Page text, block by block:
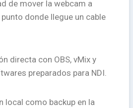
de mover la webcam a
donde llegue un cable
directa con OBS, vMix y
preparados para NDI.
local como backup en la